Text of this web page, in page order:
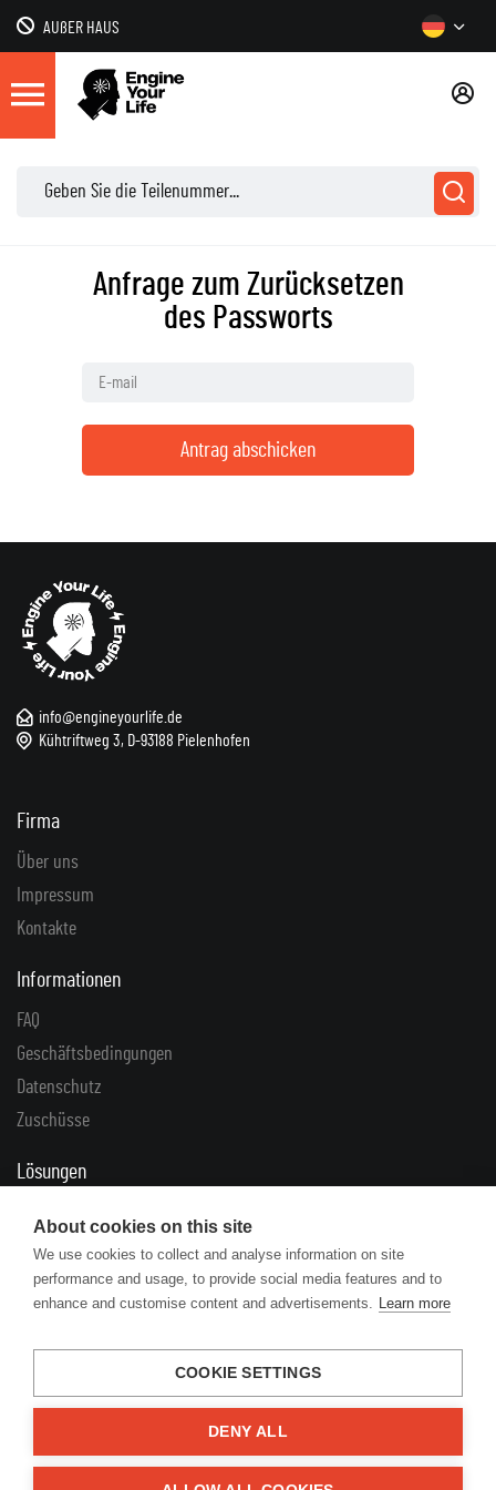
AUßER HAUS
Anfrage zum Zurücksetzen
des Passworts
info@engineyourlife.de
Kühtriftweg 3, D-93188 Pielenhofen
Firma
Über uns
Impressum
Kontakte
Informationen
FAQ
Geschäftsbedingungen
Datenschutz
Zuschüsse
Lösungen
Rücklieferungen
Links
© 2026 Engine Your Life
About cookies on this site
We use cookies to collect and analyse information on site
performance and usage, to provide social media features and to
enhance and customise content and advertisements. Learn more
COOKIE SETTINGS
DENY ALL